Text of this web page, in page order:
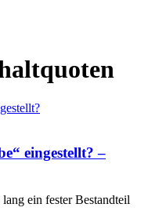
eingestellt? –
ein fester Bestandteil